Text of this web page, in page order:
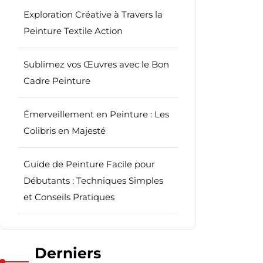
Exploration Créative à Travers la
Peinture Textile Action
Sublimez vos Œuvres avec le Bon
Cadre Peinture
Émerveillement en Peinture : Les
Colibris en Majesté
Guide de Peinture Facile pour
Débutants : Techniques Simples
et Conseils Pratiques
Derniers